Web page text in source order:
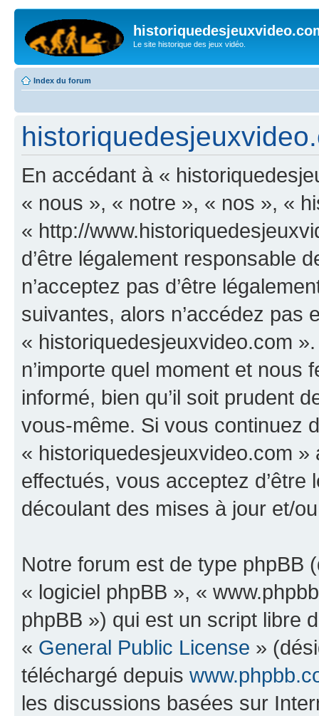
Le site historique des jeux vidéo.
Index du forum
En accédant à «
« nous », « notre », « nos », «
« http://
d’être légalement responsable
n’acceptez pas d’être
suivantes, alors n’accédez pas
« historiquedesjeuxvideo.com
n’importe quel moment et
informé, bien qu’il soit prudent
vous-même. Si vous continuez
« historiquedesjeuxvideo.com
effectués, vous acceptez
découlant des mises à jour et/
Notre forum est de type phpBB
« logiciel phpBB », «
phpBB ») qui est un script libre
« General Public License »
téléchargé depuis
les discussions basées sur